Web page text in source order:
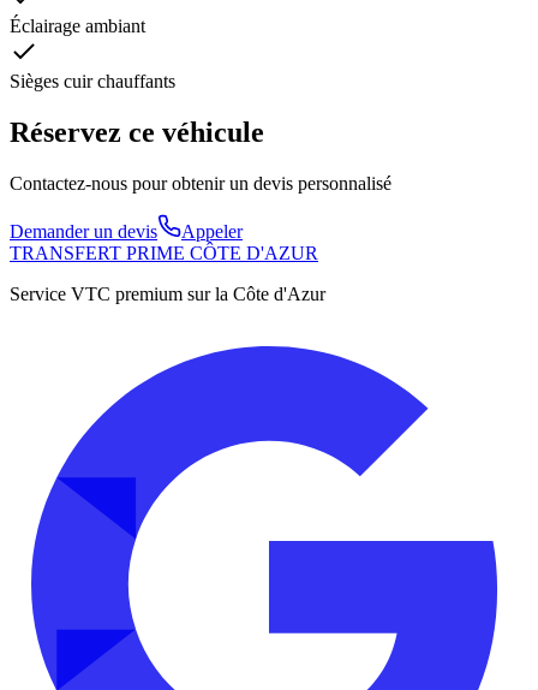
Éclairage ambiant
Sièges cuir chauffants
Réservez ce véhicule
Contactez-nous pour obtenir un devis personnalisé
Demander un devis
Appeler
TRANSFERT PRIME CÔTE D'AZUR
Service VTC premium sur la Côte d'Azur